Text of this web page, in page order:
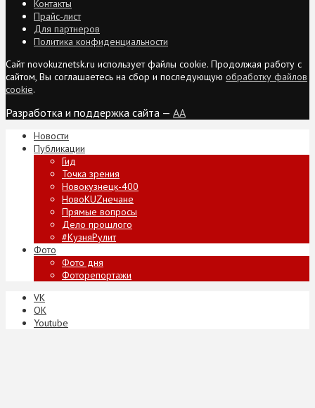
Контакты
Прайс-лист
Для партнеров
Политика конфиденциальности
Сайт novokuznetsk.ru использует файлы cookie. Продолжая работу с
сайтом, Вы соглашаетесь на сбор и последующую обработку файлов
cookie.
Разработка и поддержка сайта — AA
Новости
Публикации
Гид
Точка зрения
Новокузнецк-400
НовоKUZнечане
Прямые вопросы
Дело прошлого
#КузняРулит
Фото
Фото дня
Фоторепортажи
VK
ОК
Youtube